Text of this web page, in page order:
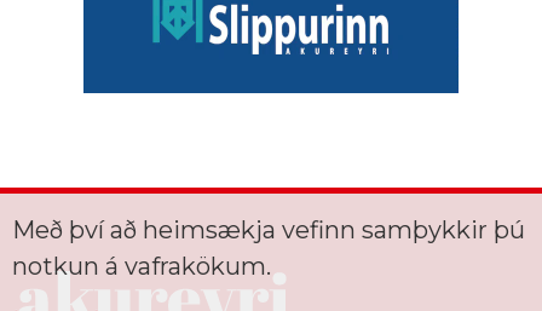
Með því að heimsækja vefinn samþykkir þú
notkun á vafrakökum.